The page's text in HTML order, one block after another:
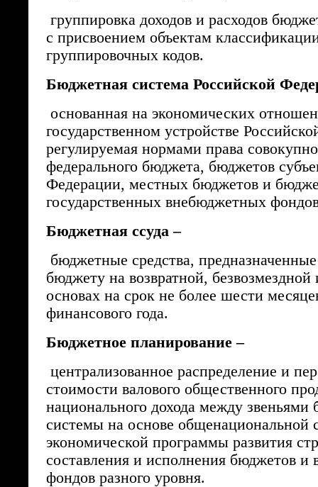
группировка доходов и расходов
с присвоением объектам
группировочных кодов.
Бюджетная система Российской
основанная на экономических
государственном устройстве
регулируемая нормами права
федерального бюджета, бюджетов
Федерации, местных бюджетов и
государственных внебюджетных
Бюджетная ссуда –
бюджетные средства,
бюджету на возвратной, безвозмездной
основах на срок не более шести
финансового года.
Бюджетное планирование –
централизованное распределение и
стоимости валового общественного
национального дохода между звеньями
системы на основе общенациональной
экономической программы развития
составления и исполнения бюджетов
фондов разного уровня.